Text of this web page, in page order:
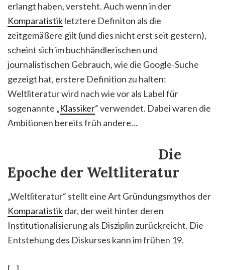
erlangt haben, versteht. Auch wenn in der
Komparatistikletztere Definiton als die
zeitgemäßere gilt (und dies nicht erst seit gestern),
scheint sich im buchhändlerischen und
journalistischen Gebrauch, wie die Google-Suche
gezeigt hat, erstere Definition zu halten:
Weltliteratur wird nach wie vor als Label für
sogenannte „Klassiker“ verwendet. Dabei waren die
Ambitionen bereits früh andere…
Die
Epoche der Weltliteratur
„Weltliteratur“ stellt eine Art Gründungsmythos der
Komparatistikdar, der weit hinter deren
Institutionalisierung als Disziplin zurückreicht. Die
Entstehung des Diskurses kann im frühen 19.